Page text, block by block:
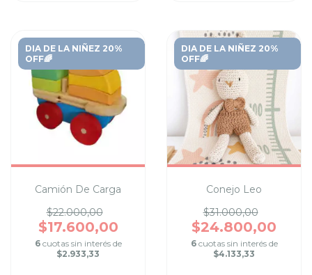
DIA DE LA NIÑEZ 20%
OFF🌈
Camión De Carga
$22.000,00
$17.600,00
6 cuotas sin interés de
$2.933,33
DIA DE LA NIÑEZ 20%
OFF🌈
Conejo Leo
$31.000,00
$24.800,00
6 cuotas sin interés de
$4.133,33